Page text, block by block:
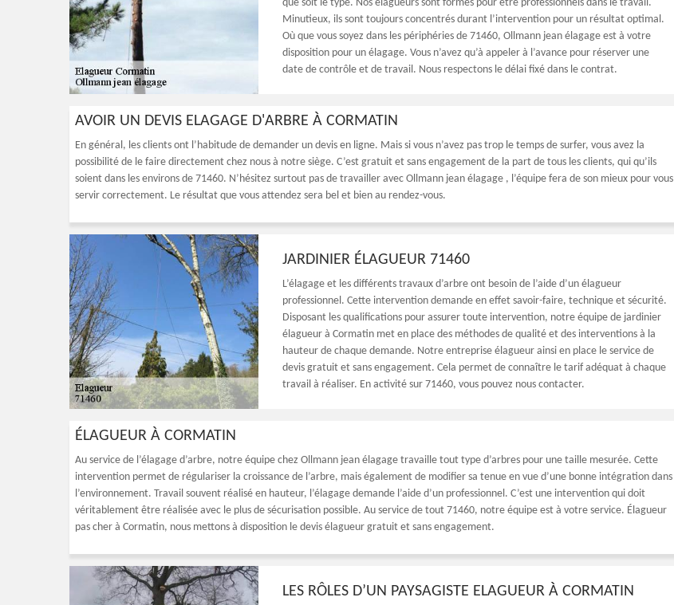
que soit le type. Nos élagueurs sont formés pour être professionnels dans le travail.
Minutieux, ils sont toujours concentrés durant l’intervention pour un résultat optimal.
Où que vous soyez dans les périphéries de 71460, Ollmann jean élagage est à votre
disposition pour un élagage. Vous n’avez qu’à appeler à l’avance pour réserver une
date de contrôle et de travail. Nous respectons le délai fixé dans le contrat.
AVOIR UN DEVIS ELAGAGE D'ARBRE À CORMATIN
En général, les clients ont l’habitude de demander un devis en ligne. Mais si vous n’avez pas trop le temps de surfer, vous avez la
possibilité de le faire directement chez nous à notre siège. C’est gratuit et sans engagement de la part de tous les clients, qui qu’ils
soient dans les environs de 71460. N’hésitez surtout pas de travailler avec Ollmann jean élagage , l’équipe fera de son mieux pour vous
servir correctement. Le résultat que vous attendez sera bel et bien au rendez-vous.
JARDINIER ÉLAGUEUR 71460
L’élagage et les différents travaux d’arbre ont besoin de l’aide d’un élagueur
professionnel. Cette intervention demande en effet savoir-faire, technique et sécurité.
Disposant les qualifications pour assurer toute intervention, notre équipe de jardinier
élagueur à Cormatin met en place des méthodes de qualité et des interventions à la
hauteur de chaque demande. Notre entreprise élagueur ainsi en place le service de
devis gratuit et sans engagement. Cela permet de connaître le tarif adéquat à chaque
travail à réaliser. En activité sur 71460, vous pouvez nous contacter.
ÉLAGUEUR À CORMATIN
Au service de l’élagage d’arbre, notre équipe chez Ollmann jean élagage travaille tout type d’arbres pour une taille mesurée. Cette
intervention permet de régulariser la croissance de l’arbre, mais également de modifier sa tenue en vue d’une bonne intégration dans
l’environnement. Travail souvent réalisé en hauteur, l’élagage demande l’aide d’un professionnel. C’est une intervention qui doit
véritablement être réalisée avec le plus de sécurisation possible. Au service de tout 71460, notre équipe est à votre service. Élagueur
pas cher à Cormatin, nous mettons à disposition le devis élagueur gratuit et sans engagement.
LES RÔLES D’UN PAYSAGISTE ELAGUEUR À CORMATIN